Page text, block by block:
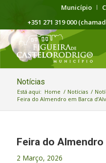
Município
+351 271 319 000
Notícias
Está aqui: Home / Notícias /
Feira do Almendro em Barca
Feira do Almendro
2 Março, 2026